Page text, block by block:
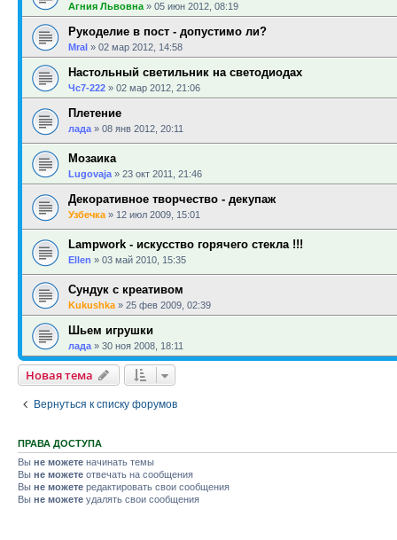
Агния Львовна » 05 июн 2012, 08:19
Рукоделие в пост - допустимо ли?
Mral » 02 мар 2012, 14:58
Настольный светильник на светодиодах
Чс7-222 » 02 мар 2012, 21:06
Плетение
лада » 08 янв 2012, 20:11
Мозаика
Lugovaja » 23 окт 2011, 21:46
Декоративное творчество - декупаж
Узбечка » 12 июл 2009, 15:01
Lampwork - искусство горячего стекла !!!
Ellen » 03 май 2010, 15:35
Сундук с креативом
Kukushka » 25 фев 2009, 02:39
Шьем игрушки
лада » 30 ноя 2008, 18:11
Новая тема
Вернуться к списку форумов
ПРАВА ДОСТУПА
Вы не можете начинать темы
Вы не можете отвечать на сообщения
Вы не можете редактировать свои сообщения
Вы не можете удалять свои сообщения